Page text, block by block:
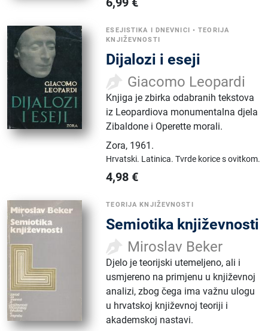
ESEJISTIKA I DNEVNICI •TEORIJA
KNJIŽEVNOSTI
Dijalozi i eseji
Giacomo Leopardi
Knjiga je zbirka odabranih tekstova
iz Leopardiova monumentalna djela
Zibaldone i Operette morali.
Zora, 1961.
Hrvatski. Latinica.Tvrde korice s ovitkom.
4,98 €
TEORIJA KNJIŽEVNOSTI
Semiotika književnosti
Miroslav Beker
Djelo je teorijski utemeljeno, ali i
usmjereno na primjenu u književnoj
analizi, zbog čega ima važnu ulogu
u hrvatskoj književnoj teoriji i
akademskoj nastavi.